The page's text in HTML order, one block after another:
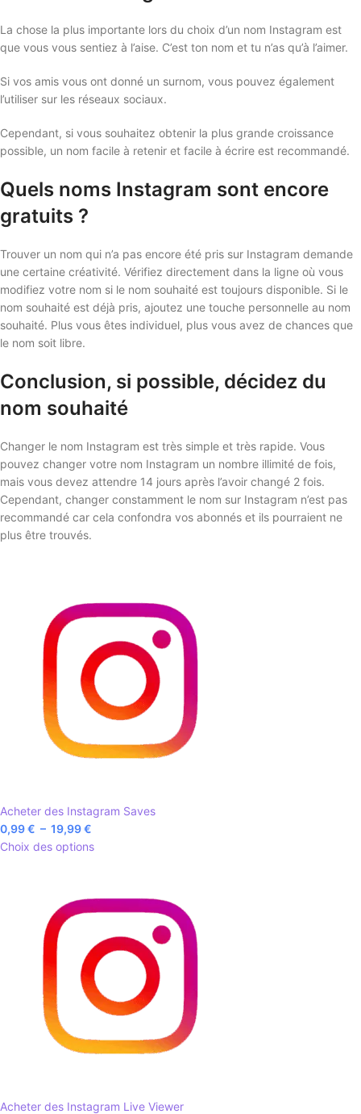
La chose la plus importante lors du choix d’un nom Instagram est
que vous vous sentiez à l’aise. C’est ton nom et tu n’as qu’à l’aimer.
Si vos amis vous ont donné un surnom, vous pouvez également
l’utiliser sur les réseaux sociaux.
Cependant, si vous souhaitez obtenir la plus grande croissance
possible, un nom facile à retenir et facile à écrire est recommandé.
Quels noms Instagram sont encore
gratuits ?
Trouver un nom qui n’a pas encore été pris sur Instagram demande
une certaine créativité. Vérifiez directement dans la ligne où vous
modifiez votre nom si le nom souhaité est toujours disponible. Si le
nom souhaité est déjà pris, ajoutez une touche personnelle au nom
souhaité. Plus vous êtes individuel, plus vous avez de chances que
le nom soit libre.
Conclusion, si possible, décidez du
nom souhaité
Changer le nom Instagram est très simple et très rapide. Vous
pouvez changer votre nom Instagram un nombre illimité de fois,
mais vous devez attendre 14 jours après l’avoir changé 2 fois.
Cependant, changer constamment le nom sur Instagram n’est pas
recommandé car cela confondra vos abonnés et ils pourraient ne
plus être trouvés.
Acheter des Instagram Saves
0,99€ – 19,99€
Choix des options
Acheter des Instagram Live Viewer